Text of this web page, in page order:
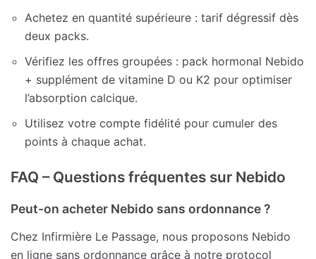
Achetez en quantité supérieure : tarif dégressif dès
deux packs.
Vérifiez les offres groupées : pack hormonal Nebido
+ supplément de vitamine D ou K2 pour optimiser
l’absorption calcique.
Utilisez votre compte fidélité pour cumuler des
points à chaque achat.
FAQ – Questions fréquentes sur Nebido
Peut-on acheter Nebido sans ordonnance ?
Chez Infirmière Le Passage, nous proposons Nebido
en ligne sans ordonnance grâce à notre protocol